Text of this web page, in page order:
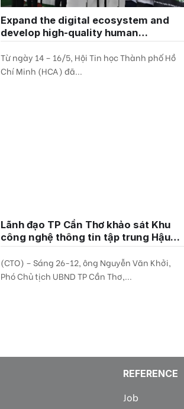
Expand the digital ecosystem and
develop high-quality human
resources in Can Tho City
Từ ngày 14 – 16/5, Hội Tin học Thành phố Hồ
Chí Minh (HCA) đã...
Lãnh đạo TP Cần Thơ khảo sát Khu
công nghệ thông tin tập trung Hậu
Giang
(CTO) – Sáng 26-12, ông Nguyễn Văn Khởi,
Phó Chủ tịch UBND TP Cần Thơ,...
REFERENCE
Job